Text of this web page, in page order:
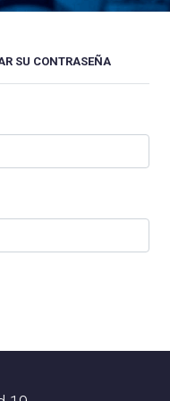
SU CONTRASEÑA